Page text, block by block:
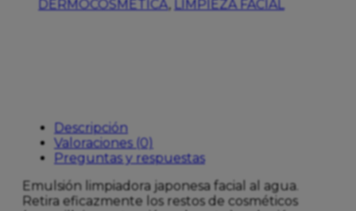
JAPONESA
DERMOCOSMETICA, LIMPIEZA FACIAL
Descripción
Valoraciones (0)
Preguntas y respuestas
Emulsión limpiadora japonesa facial al agua.
Retira eficazmente los restos de cosméticos